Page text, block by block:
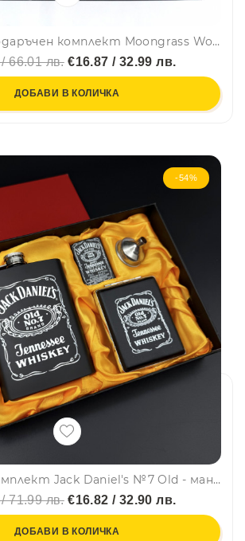
Елегантен подаръчен комплект Moongrass Wolf за мъж с метални пепелник, запалка, ключодържател и химикалка, бронзов цвят YJ6439
66.01 лв.€16.87 / 32.99 лв.
ДОБАВИ В КОЛИЧКА
-54%
Подаръчен комплект Jack Daniel's №7 Old - манерка, табакера, запалка, фуния, #15-9-F
71.99 лв.€16.82 / 32.90 лв.
ДОБАВИ В КОЛИЧКА